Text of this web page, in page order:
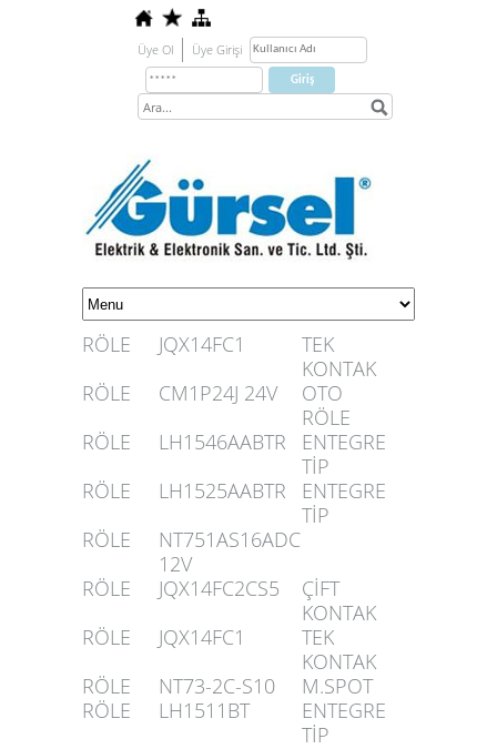
Üye Ol Üye Girişi
RÖLE JQX14FC1
TEK
KONTAK
RÖLE
CM1P24J 24V
OTO
RÖLE
RÖLE
LH1546AABTR
ENTEGRE
TİP
RÖLE
LH1525AABTR
ENTEGRE
TİP
RÖLE
NT751AS16ADC
12V
RÖLE
JQX14FC2CS5
ÇİFT
KONTAK
RÖLE
JQX14FC1
TEK
KONTAK
RÖLE
NT73-2C-S10
M.SPOT
RÖLE
LH1511BT
ENTEGRE
TİP